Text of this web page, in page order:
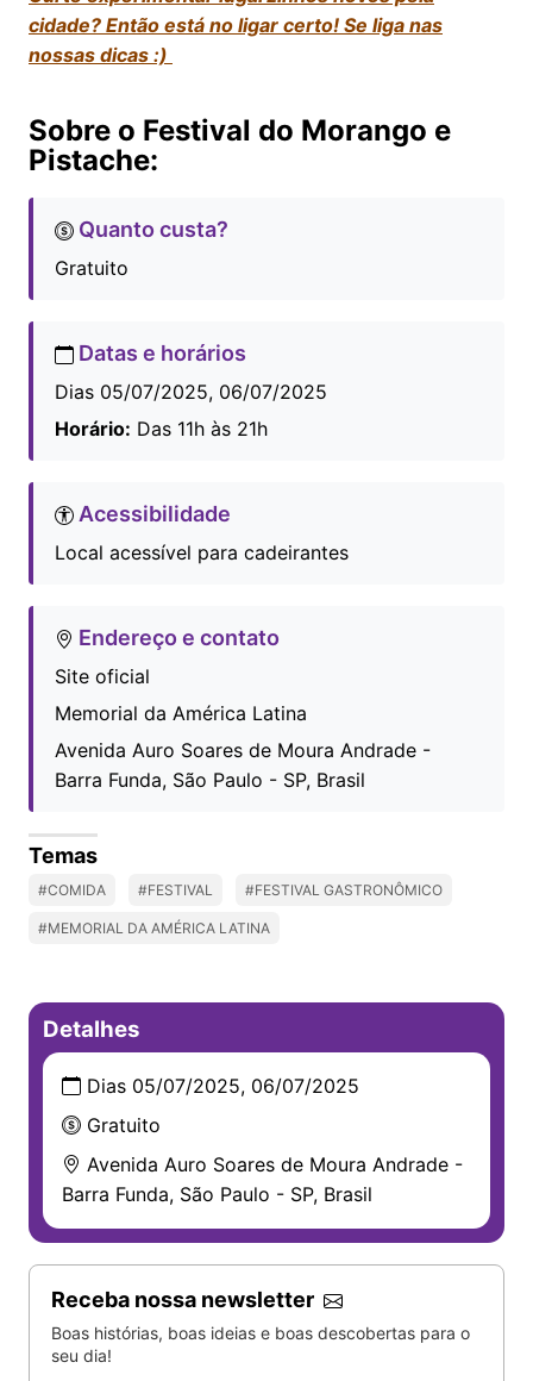
cidade? Então está no ligar certo! Se liga nas
nossas dicas :)
Sobre o Festival do Morango e
Pistache:
Quanto custa?
Gratuito
Datas e horários
Dias 05/07/2025, 06/07/2025
Horário: Das 11h às 21h
Acessibilidade
Local acessível para cadeirantes
Endereço e contato
Site oficial
Memorial da América Latina
Avenida Auro Soares de Moura Andrade -
Barra Funda, São Paulo - SP, Brasil
Temas
#COMIDA #FESTIVAL #FESTIVAL GASTRONÔMICO
#MEMORIAL DA AMÉRICA LATINA
Detalhes
Dias 05/07/2025, 06/07/2025
Gratuito
Avenida Auro Soares de Moura Andrade -
Barra Funda, São Paulo - SP, Brasil
Receba nossa newsletter
Boas histórias, boas ideias e boas descobertas para o
seu dia!